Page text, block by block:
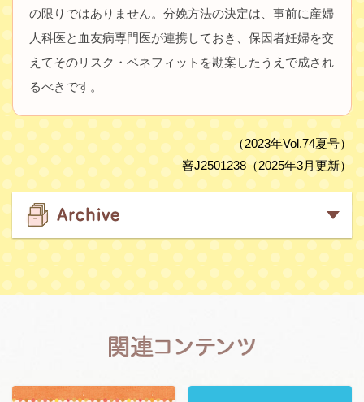
の限りではありません。分娩方法の決定は、事前に産婦
人科医と血友病専門医が連携しておき、保因者妊婦を交
えてそのリスク・ベネフィットを勘案したうえで成され
るべきです。
（2023年Vol.74夏号）
審J2501238（2025年3月更新）